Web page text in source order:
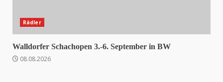
Rädler
Walldorfer Schachopen 3.-6. September in BW
08.08.2026